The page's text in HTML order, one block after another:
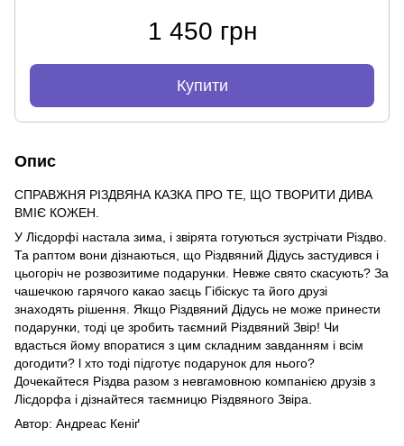
1 450 грн
Купити
Опис
СПРАВЖНЯ РІЗДВЯНА КАЗКА ПРО ТЕ, ЩО ТВОРИТИ ДИВА
ВМІЄ КОЖЕН.
У Лісдорфі настала зима, і звірята готуються зустрічати Різдво.
Та раптом вони дізнаються, що Різдвяний Дідусь застудився і
цьогоріч не розвозитиме подарунки. Невже свято скасують? За
чашечкою гарячого какао заєць Гібіскус та його друзі
знаходять рішення. Якщо Різдвяний Дідусь не може принести
подарунки, тоді це зробить таємний Різдвяний Звір! Чи
вдасться йому впоратися з цим складним завданням і всім
догодити? l хто тоді підготує подарунок для нього?
Дочекайтеся Різдва разом з невгамовною компанією друзів з
Лісдорфа і дізнайтеся таємницю Різдвяного Звіра.
Автор: Андреас Кеніґ